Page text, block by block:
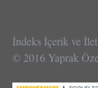
İndeks İçerik ve
© 2016 Yaprak